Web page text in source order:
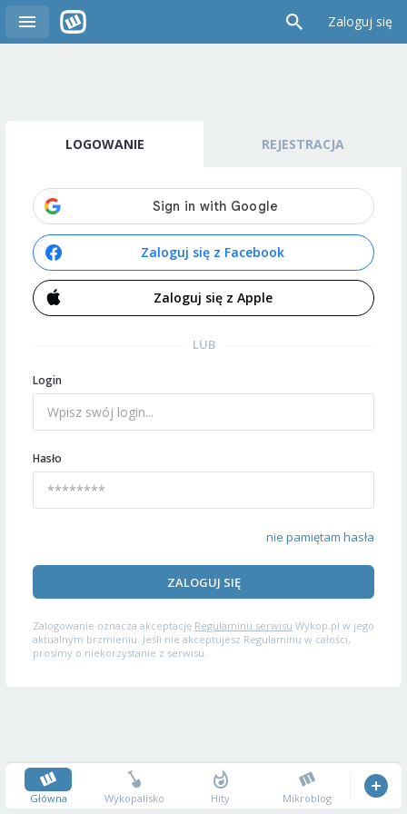
Zaloguj się
LOGOWANIE REJESTRACJA
Zaloguj się z Facebook
Zaloguj się z Apple
LUB
Login
Hasło
nie pamiętam hasła
ZALOGUJ SIĘ
Zalogowanie oznacza akceptację Regulaminu serwisu Wykop.pl w jego
aktualnym brzmieniu. Jeśli nie akceptujesz Regulaminu w całości,
prosimy o niekorzystanie z serwisu.
Główna Wykopalisko Hity Mikroblog